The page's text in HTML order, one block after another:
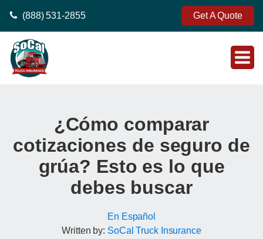
(888) 531-2855 Get A Quote
¿Cómo comparar
cotizaciones de seguro de
grúa? Esto es lo que
debes buscar
En Español
Written by: SoCal Truck Insurance